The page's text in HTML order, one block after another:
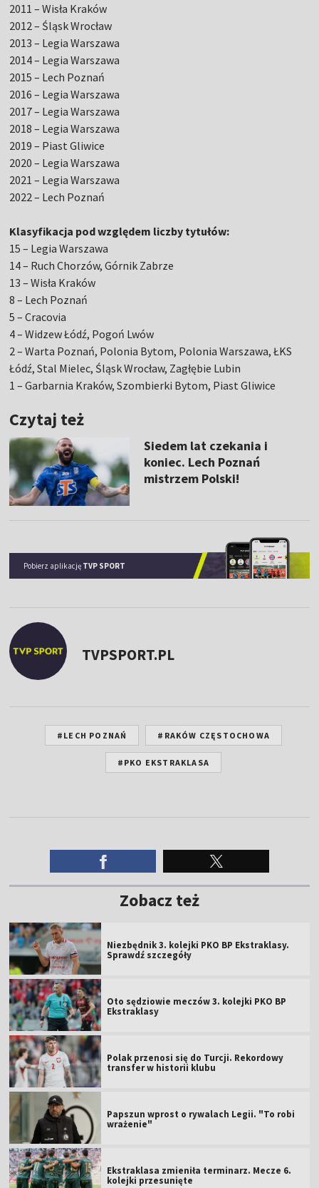
2011 – Wisła Kraków
2012 – Śląsk Wrocław
2013 – Legia Warszawa
2014 – Legia Warszawa
2015 – Lech Poznań
2016 – Legia Warszawa
2017 – Legia Warszawa
2018 – Legia Warszawa
2019 – Piast Gliwice
2020 – Legia Warszawa
2021 – Legia Warszawa
2022 – Lech Poznań
Klasyfikacja pod względem liczby tytułów:
15 – Legia Warszawa
14 – Ruch Chorzów, Górnik Zabrze
13 – Wisła Kraków
8 – Lech Poznań
5 – Cracovia
4 – Widzew Łódź, Pogoń Lwów
2 – Warta Poznań, Polonia Bytom, Polonia Warszawa, ŁKS
Łódź, Stal Mielec, Śląsk Wrocław, Zagłębie Lubin
1 – Garbarnia Kraków, Szombierki Bytom, Piast Gliwice
Czytaj też
Siedem lat czekania i
koniec. Lech Poznań
mistrzem Polski!
Pobierz aplikację TVP SPORT
TVPSPORT.PL
#LECH POZNAŃ #RAKÓW CZĘSTOCHOWA
#PKO EKSTRAKLASA
Zobacz też
Niezbędnik 3. kolejki PKO BP Ekstraklasy.
Sprawdź szczegóły
Oto sędziowie meczów 3. kolejki PKO BP
Ekstraklasy
Polak przenosi się do Turcji. Rekordowy
transfer w historii klubu
Papszun wprost o rywalach Legii. "To robi
wrażenie"
Ekstraklasa zmieniła terminarz. Mecze 6.
kolejki przesunięte